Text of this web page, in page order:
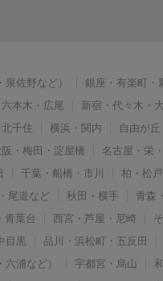
佐野など）
銀座・有楽町・
本木・広尾
新宿・代々木・
北千住 横浜・関内
自由が
阪・梅田・淀屋橋
名古屋・栄
千葉・船橋・市川
柏・松
尾道など 秋田・横手
青森
青葉台 西宮・芦屋・尼崎
目黒
品川・浜松町・五反田
浦など） 宇都宮・烏山